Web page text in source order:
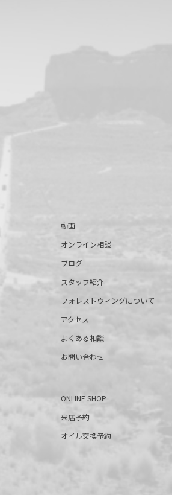
動画
オンライン相談
ブログ
スタッフ紹介
フォレストウィングについて
アクセス
よくある相談
お問い合わせ
ONLINE SHOP
来店予約
オイル交換予約